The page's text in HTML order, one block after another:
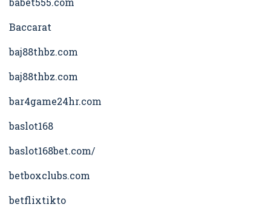
Baccarat
baj88thbz.com
baj88thbz.com
bar4game24hr.com
baslot168
baslot168bet.com/
betboxclubs.com
betflixtikto